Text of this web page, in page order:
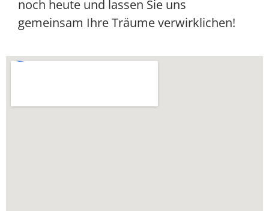
noch heute und lassen Sie uns
gemeinsam Ihre Träume verwirklichen!